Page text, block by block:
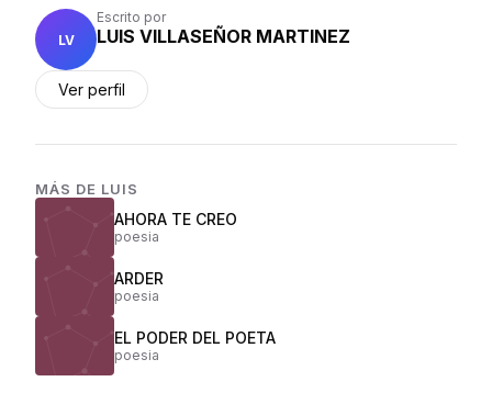
LV
Escrito por
LUIS VILLASEÑOR MARTINEZ
Ver perfil
MÁS DE LUIS
AHORA TE CREO
poesia
ARDER
poesia
EL PODER DEL POETA
poesia